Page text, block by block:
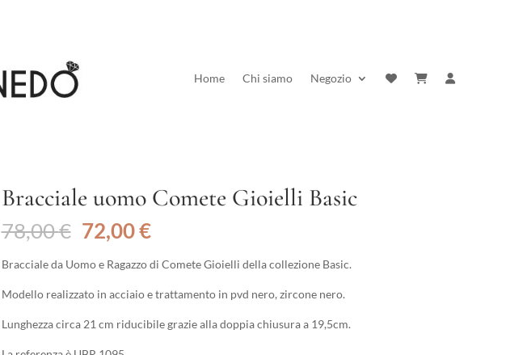
Home Chi siamo Negozio
Bracciale uomo Comete Gioielli Basic
78,00€ Il
prezzo
originale
era:
78,00 €.
72,00€Il
attuale
è:
72,00 €.
Bracciale da Uomo e Ragazzo di Comete Gioielli della collezione Basic.
Modello realizzato in acciaio e trattamento in pvd nero, zircone nero.
Lunghezza circa 21 cm riducibile grazie alla doppia chiusura a 19,5cm.